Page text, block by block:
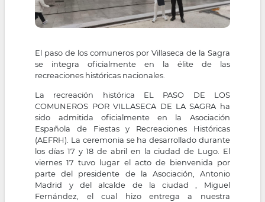
El paso de los comuneros por Villaseca de la Sagra
se integra oficialmente en la élite de las
recreaciones históricas nacionales.
La recreación histórica EL PASO DE LOS
COMUNEROS POR VILLASECA DE LA SAGRA ha
sido admitida oficialmente en la Asociación
Española de Fiestas y Recreaciones Históricas
(AEFRH). La ceremonia se ha desarrollado durante
los días 17 y 18 de abril en la ciudad de Lugo. El
viernes 17 tuvo lugar el acto de bienvenida por
parte del presidente de la Asociación, Antonio
Madrid y del alcalde de la ciudad , Miguel
Fernández, el cual hizo entrega a nuestra